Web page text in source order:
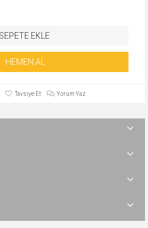
Tavsiye Et Yorum Yaz